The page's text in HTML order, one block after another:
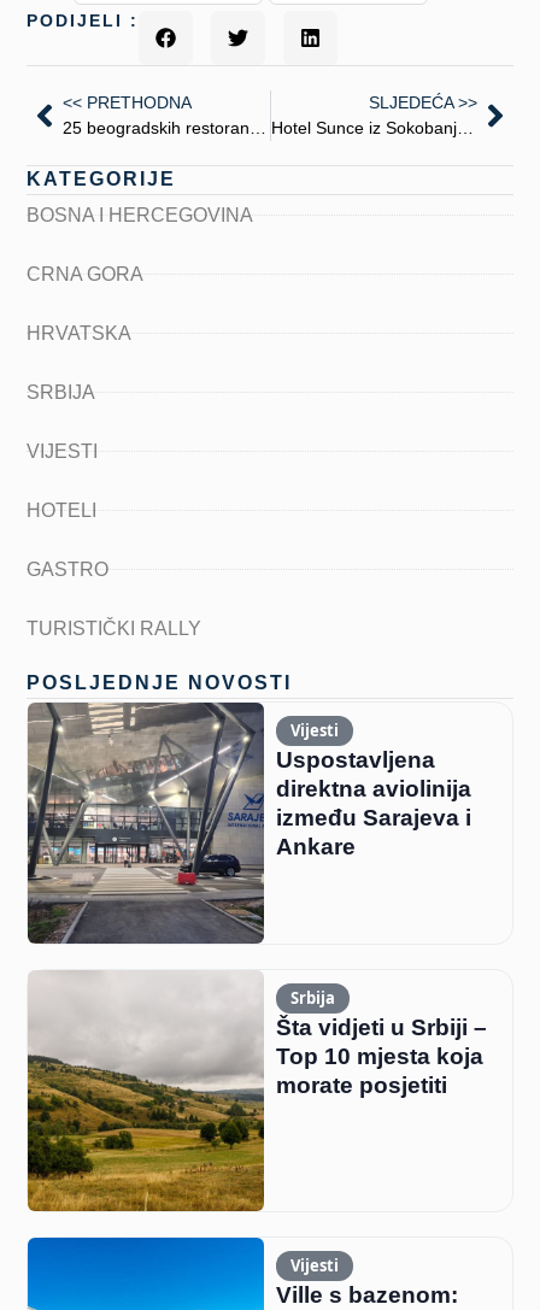
PODIJELI :
<< PRETHODNA
SLJEDEĆA >>
Hotel Sunce iz Sokobanje – dobitnik prestižne nagrade „Turistički cvet“
KATEGORIJE
BOSNA I HERCEGOVINA
CRNA GORA
HRVATSKA
SRBIJA
VIJESTI
HOTELI
GASTRO
TURISTIČKI RALLY
POSLJEDNJE NOVOSTI
Vijesti
Uspostavljena
direktna aviolinija
između Sarajeva i
Ankare
Srbija
Šta vidjeti u Srbiji –
Top 10 mjesta koja
morate posjetiti
Vijesti
Ville s bazenom: